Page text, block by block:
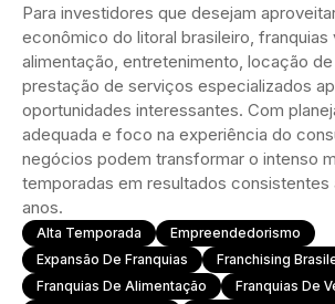
Para investidores que desejam
econômico do litoral brasileiro, franquias
alimentação, entretenimento, locação
prestação de serviços especializados
oportunidades interessantes. Com
adequada e foco na experiência do
negócios podem transformar o intenso
temporadas em resultados consistentes
anos.
Alta Temporada
Empreendedorismo
Expansão De Franquias
Franchising
Franquias De Alimentação
Franquias De